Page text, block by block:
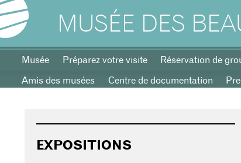
MUSÉE DES
Musée Préparez votre visite Réservation de
Amis des musées Centre de documentation
EXPOSITIONS